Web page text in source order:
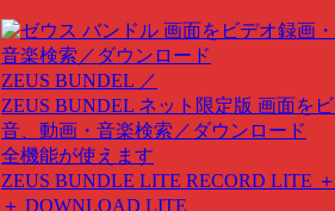
ZEUS BUNDEL ／
ZEUS BUNDEL ネット限定版 画面を
音、動画・音楽検索／ダウンロード
全機能が使えます
ZEUS BUNDLE LITE RECORD LITE
＋ DOWNLOAD LITE